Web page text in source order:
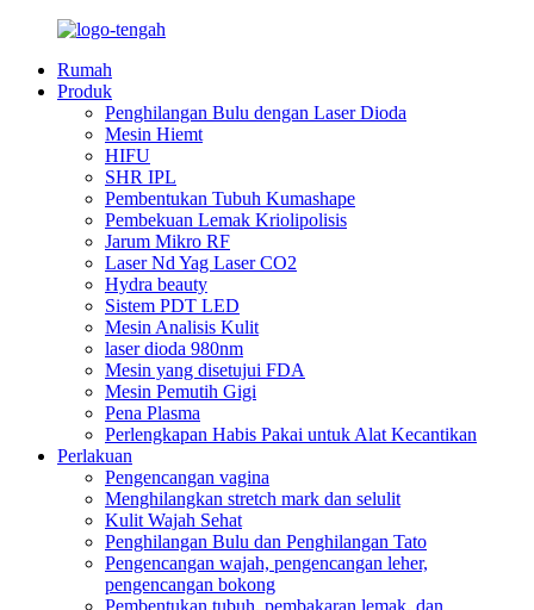
Rumah
Produk
Penghilangan Bulu dengan Laser Dioda
Mesin Hiemt
HIFU
SHR IPL
Pembentukan Tubuh Kumashape
Pembekuan Lemak Kriolipolisis
Jarum Mikro RF
Laser Nd Yag Laser CO2
Hydra beauty
Sistem PDT LED
Mesin Analisis Kulit
laser dioda 980nm
Mesin yang disetujui FDA
Mesin Pemutih Gigi
Pena Plasma
Perlengkapan Habis Pakai untuk Alat Kecantikan
Perlakuan
Pengencangan vagina
Menghilangkan stretch mark dan selulit
Kulit Wajah Sehat
Penghilangan Bulu dan Penghilangan Tato
Pengencangan wajah, pengencangan leher,
pengencangan bokong
Pembentukan tubuh, pembakaran lemak, dan